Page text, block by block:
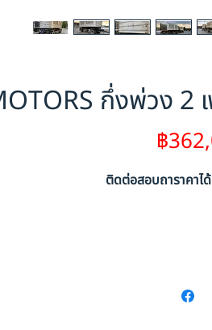
กึ่งพ่วง 2
฿
ติดต่อสอบถาราคาไ